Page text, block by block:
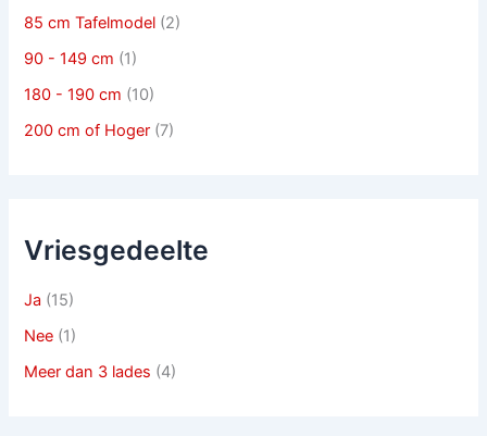
85 cm Tafelmodel (2)
90 - 149 cm (1)
180 - 190 cm (10)
200 cm of Hoger (7)
Vriesgedeelte
Ja (15)
Nee (1)
Meer dan 3 lades (4)